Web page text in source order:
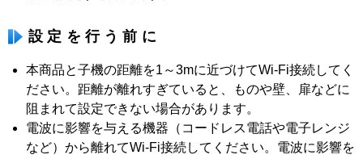
設定を行う前に
本商品と子機の距離を1～3mに近づけてWi-Fi接続してく
ださい。距離が離れすぎていると、ものや壁、扉などに
阻まれて設定できない場合があります。
電波に影響を与える機器（コードレス電話や電子レンジ
など）から離れてWi-Fi接続してください。電波に影響を